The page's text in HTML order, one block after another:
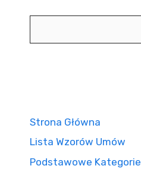
Strona Główna
Lista Wzorów Umów
Podstawowe Kategorie